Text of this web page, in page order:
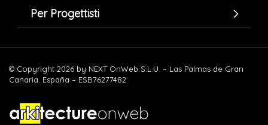
Per Progettisti
© Copyright 2026 by NEXT OnWeb S.L.U. – Las Palmas de Gran
Canaria. España – ESB76277482